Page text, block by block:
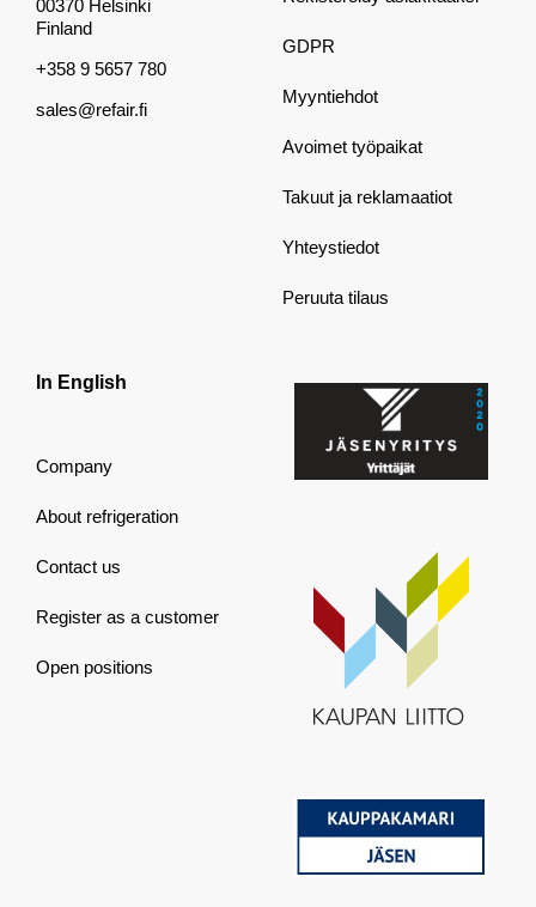
00370 Helsinki
Finland
+358 9 5657 780
sales@refair.fi
GDPR
Myyntiehdot
Avoimet työpaikat
Takuut ja reklamaatiot
Yhteystiedot
Peruuta tilaus
In English
Company
About refrigeration
Contact us
Register as a customer
Open positions